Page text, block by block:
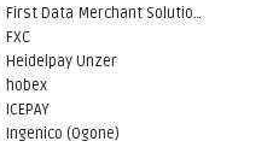
First Data Merchant Solutions
FXC
Heidelpay Unzer
hobex
ICEPAY
Ingenico (Ogone)